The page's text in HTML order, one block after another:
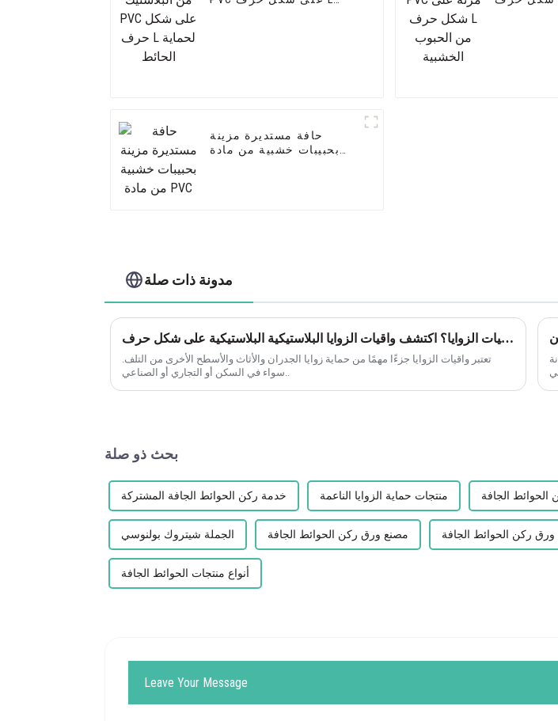
حافة مستديرة مزينة
بحبيبات خشبية من مادة
مدونة ذات صلة
أين نحتاج إلى واقيات الزوايا؟ اكتشف واقيات الزوايا البلاستيكية البلاستيكية على شكل حرف L من Leguwe
تعتبر واقيات الزوايا جزءًا مهمًا من حماية زوايا الجدران والأثاث والأسطح الأخرى من التلف.
بحث ذو صلة
خدمة ركن الحوائط الجافة المشتركة منتجات حماية الزوايا الناعمة الجافة
الجملة شيتروك بولنوسي مصنع ورق ركن الحوائط الجافة ورق ركن الحوائط الجافة
أنواع منتجات الحوائط الجافة
Leave Your Message